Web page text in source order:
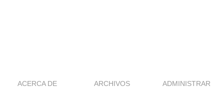
ACERCA DE ARCHIVOS ADMINISTRAR